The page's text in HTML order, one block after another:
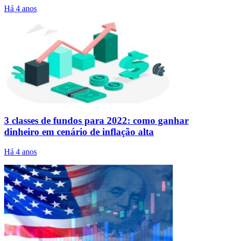
Há 4 anos
3 classes de fundos para 2022: como ganhar
dinheiro em cenário de inflação alta
Há 4 anos